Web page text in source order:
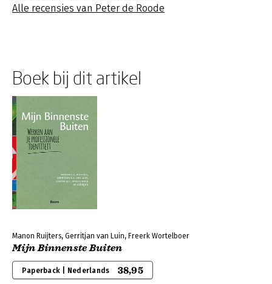
Alle recensies van Peter de Roode
Boek bij dit artikel
Manon Ruijters, Gerritjan van Luin, Freerk Wortelboer
Mijn Binnenste Buiten
Paperback | Nederlands 38,95